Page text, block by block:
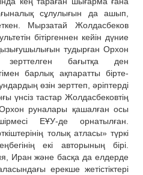
сұлулығын да ашып,
Мырзатай Жолдасбеков
бітіргеннен кейін дүние
тудырған Орхон
бағытқа ден
барлық ақпаратты бірте-
өзін зерттеп, әріптерді
үнсіз тастар Жолдасбековтің
руналары қашалған осы
ЕҰУ-де орнатылған.
толық атласы» түркі
екі авторының бірі.
Иран және басқа да елдерде
ерекше жетістіктері